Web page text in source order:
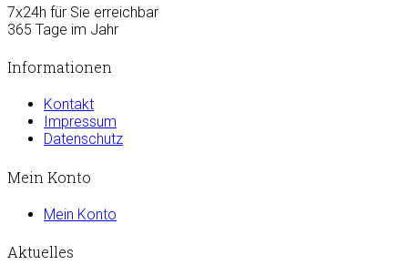
7x24h für Sie erreichbar
365 Tage im Jahr
Informationen
Kontakt
Impressum
Datenschutz
Mein Konto
Mein Konto
Aktuelles